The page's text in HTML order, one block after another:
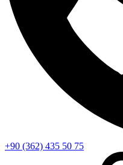
+90 (362) 435 50 75